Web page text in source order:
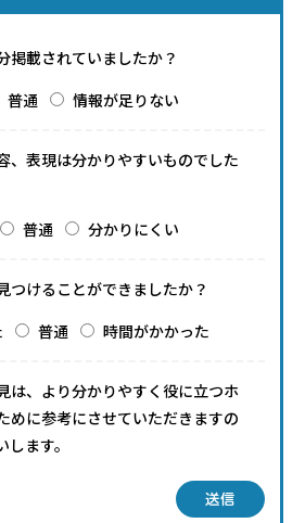
掲載されていましたか？
普通 情報が足りない
、表現は分かりやすいものでした
普通 分かりにくい
つけることができましたか？
普通 時間がかかった
は、より分かりやすく役に立つホ
めに参考にさせていただきますの
ます。
送信